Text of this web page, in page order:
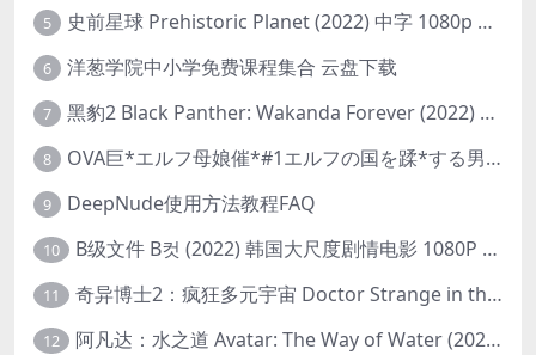
5 史前星球 Prehistoric Planet (2022) 中字 1080p 高清 阿里云盘 2022.5.27已更新全集
6 洋葱学院中小学免费课程集合 云盘下载
7 黑豹2 Black Panther: Wakanda Forever (2022) 高清版
8 OVA巨*エルフ母娘催*#1エルフの国を蹂*する男。汚された女王と姫
9 DeepNude使用方法教程FAQ
10 B级文件 B컷 (2022) 韩国大尺度剧情电影 1080P 中字
11 奇异博士2：疯狂多元宇宙 Doctor Strange in the Multiverse of Madness (2022) 高清版1080p
12 阿凡达：水之道 Avatar: The Way of Water (2022) 1080p 2k 4k 中文字幕